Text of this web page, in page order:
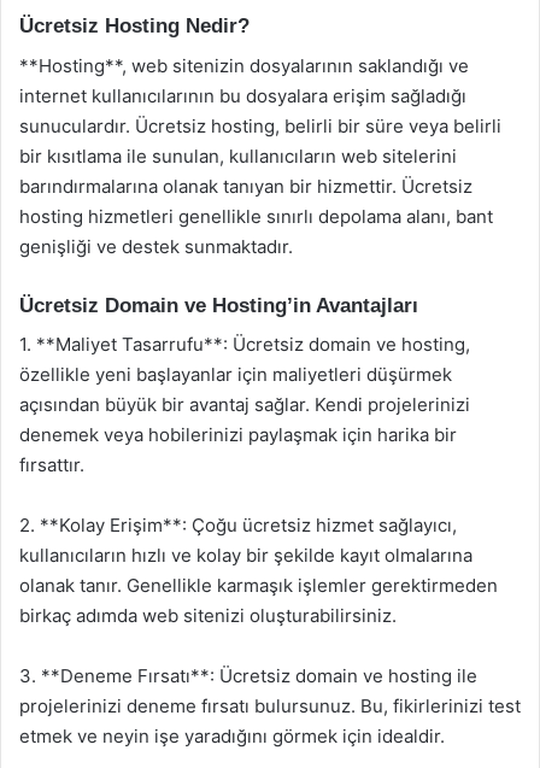
Ücretsiz Hosting Nedir?
**Hosting**, web sitenizin dosyalarının saklandığı ve
internet kullanıcılarının bu dosyalara erişim sağladığı
sunuculardır. Ücretsiz hosting, belirli bir süre veya belirli
bir kısıtlama ile sunulan, kullanıcıların web sitelerini
barındırmalarına olanak tanıyan bir hizmettir. Ücretsiz
hosting hizmetleri genellikle sınırlı depolama alanı, bant
genişliği ve destek sunmaktadır.
Ücretsiz Domain ve Hosting’in Avantajları
1. **Maliyet Tasarrufu**: Ücretsiz domain ve hosting,
özellikle yeni başlayanlar için maliyetleri düşürmek
açısından büyük bir avantaj sağlar. Kendi projelerinizi
denemek veya hobilerinizi paylaşmak için harika bir
fırsattır.
2. **Kolay Erişim**: Çoğu ücretsiz hizmet sağlayıcı,
kullanıcıların hızlı ve kolay bir şekilde kayıt olmalarına
olanak tanır. Genellikle karmaşık işlemler gerektirmeden
birkaç adımda web sitenizi oluşturabilirsiniz.
3. **Deneme Fırsatı**: Ücretsiz domain ve hosting ile
projelerinizi deneme fırsatı bulursunuz. Bu, fikirlerinizi test
etmek ve neyin işe yaradığını görmek için idealdir.